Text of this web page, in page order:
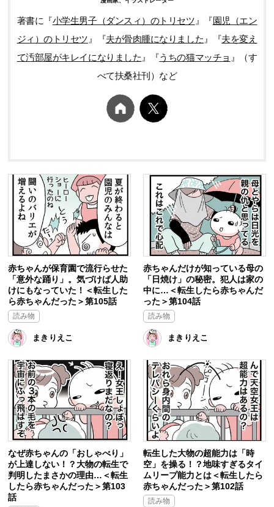
著書に『小学生男子（ダンスィ）のトリセツ 』『園児（エン
ジィ）のトリセツ 』『夫が骨肉腫になりました 』『夫を変え
て汚部屋がキレイになりました 』『うちの猫マッチョ 』（す
べて扶桑社刊）など
赤ちゃんが保育園で流行らせた
「意外な踊り」。気づけば人助
けにもなっていた！＜転生した
ら赤ちゃんだった＞第105話
読み物
まきりえこ
赤ちゃんだけが知っている母の
「日焼け」の秘密。犯人は家の
中に…＜転生したら赤ちゃんだ
った＞第104話
読み物
まきりえこ
なぜ赤ちゃんの「おしゃべり」
が上達しない！？大物の転生で
判明したまさかの理由…＜転生
したら赤ちゃんだった＞第103
話
転生した大物の超能力は「時
空」を操る！？地味すぎるタイ
ムリープ能力とは＜転生したら
赤ちゃんだった＞第102話
読み物